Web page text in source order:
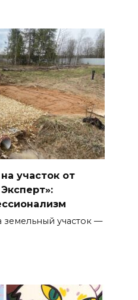
участок от
земельный участок —